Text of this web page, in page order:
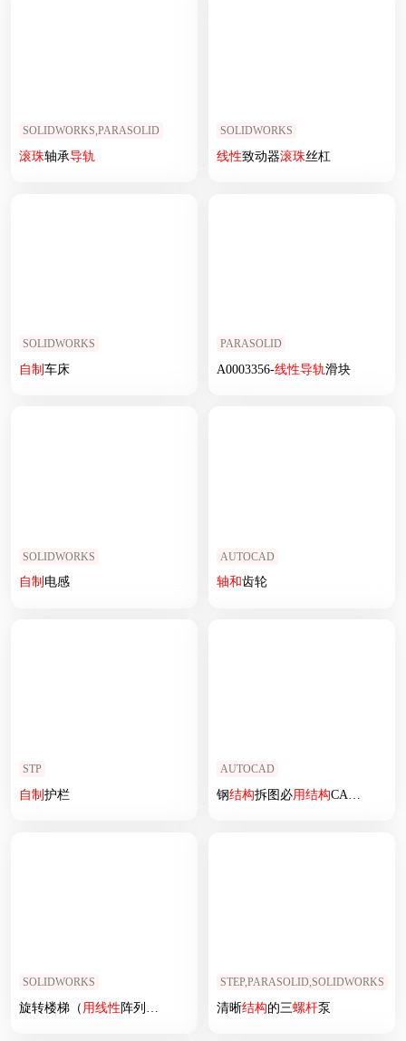
SOLIDWORKS,PARASOLID
滚珠轴承导轨
SOLIDWORKS
线性致动器滚珠丝杠
SOLIDWORKS
自制车床
PARASOLID
A0003356-线性导轨滑块
SOLIDWORKS
自制 电感
AUTOCAD
轴和齿轮
STP
自制护栏
AUTOCAD
钢结构拆图必用结构CAD图
SOLIDWORKS
旋转楼梯（ 用线性阵列画的）
STEP,PARASOLID,SOLIDWORKS
清晰结构的三螺杆泵